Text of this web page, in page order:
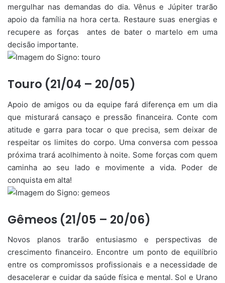
mergulhar nas demandas do dia. Vênus e Júpiter trarão
apoio da família na hora certa. Restaure suas energias e
recupere as forças antes de bater o martelo em uma
decisão importante.
Touro (21/04 – 20/05)
Apoio de amigos ou da equipe fará diferença em um dia
que misturará cansaço e pressão financeira. Conte com
atitude e garra para tocar o que precisa, sem deixar de
respeitar os limites do corpo. Uma conversa com pessoa
próxima trará acolhimento à noite. Some forças com quem
caminha ao seu lado e movimente a vida. Poder de
conquista em alta!
Gêmeos (21/05 – 20/06)
Novos planos trarão entusiasmo e perspectivas de
crescimento financeiro. Encontre um ponto de equilíbrio
entre os compromissos profissionais e a necessidade de
desacelerar e cuidar da saúde física e mental. Sol e Urano